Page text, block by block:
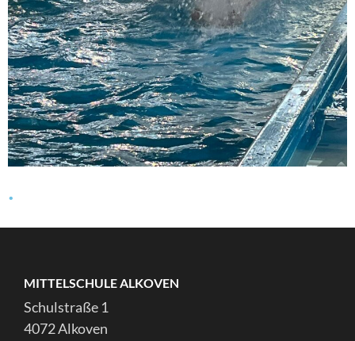
.
MITTELSCHULE ALKOVEN
Schulstraße 1
4072 Alkoven